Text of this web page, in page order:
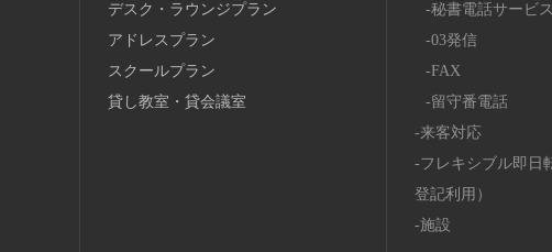
デスク・ラウンジプラン
アドレスプラン
スクールプラン
貸し教室・貸会議室
秘書電話サービス
03発信
FAX
留守番電話
来客対応
フレキシブル即日
登記利用）
施設